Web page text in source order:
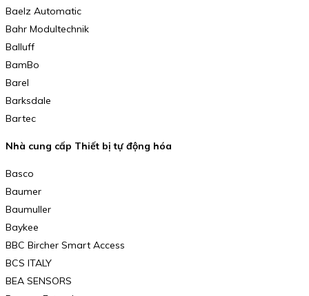
Baelz Automatic
Bahr Modultechnik
Balluff
BamBo
Barel
Barksdale
Bartec
Nhà cung cấp Thiết bị tự động hóa
Basco
Baumer
Baumuller
Baykee
BBC Bircher Smart Access
BCS ITALY
BEA SENSORS